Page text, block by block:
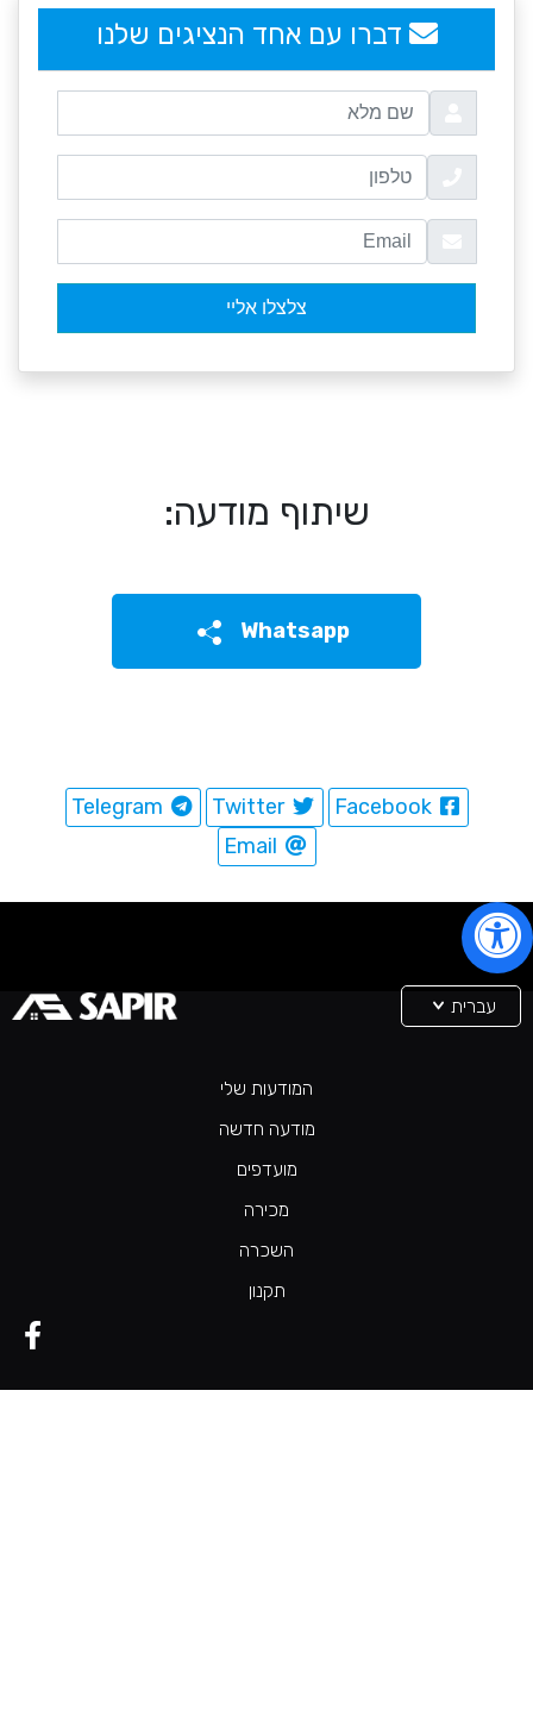
דברו עם אחד הנציגים שלנו
שיתוף מודעה:
Whatsapp
Facebook
Twitter
המודעות שלי
מודעה חדשה
מועדפים
מכירה
השכרה
תקנון
עברית